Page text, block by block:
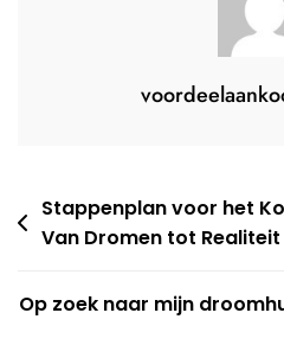
Berichtnavigatie
Stappenplan voor het
Van Dromen tot Realiteit
Op zoek naar mijn